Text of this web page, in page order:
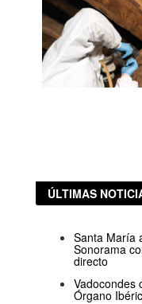
ÚLTIMAS
Santa María
Sonorama
directo
Vadocondes
Órgano